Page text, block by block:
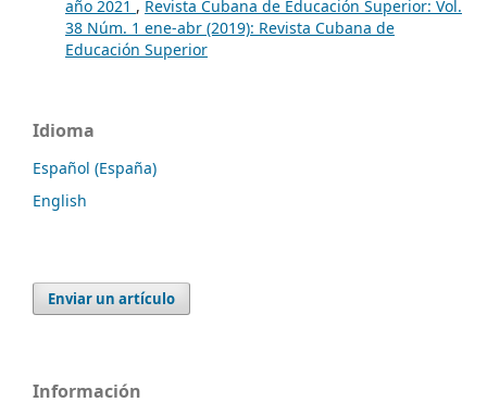
año 2021 , Revista Cubana de Educación Superior: Vol.
38 Núm. 1 ene-abr (2019): Revista Cubana de
Educación Superior
Idioma
Español (España)
English
Enviar un artículo
Información